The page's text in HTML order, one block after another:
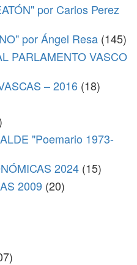
por Carlos Perez
por Ángel Resa (145)
PARLAMENTO VASCO
– 2016 (18)
"Poemario 1973-
2024 (15)
2009 (20)